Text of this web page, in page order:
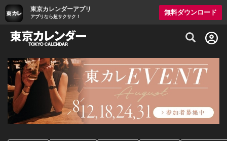
東京カレンダーアプリ
アプリなら超サクサク！
無料ダウンロード
グルメ情報・プレミアムレストラン予約